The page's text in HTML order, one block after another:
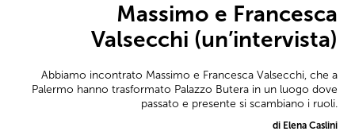
Massimo e Francesca
Valsecchi (un’intervista)
Abbiamo incontrato Massimo e Francesca Valsecchi, che a
Palermo hanno trasformato Palazzo Butera in un luogo dove
passato e presente si scambiano i ruoli.
di Elena Caslini